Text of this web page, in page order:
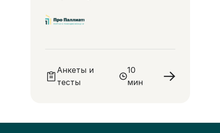
Анкеты и
тесты
10
мин